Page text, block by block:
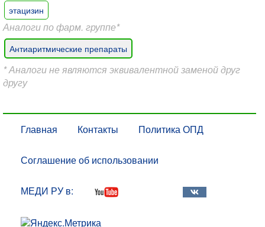
этацизин
Аналоги по фарм. группе*
Антиаритмические препараты
* Аналоги не являются эквивалентной заменой друг
другу
Главная Контакты Политика ОПД
Соглашение об использовании
МЕДИ РУ в: